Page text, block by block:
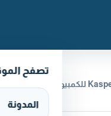
تصفح
المدونة